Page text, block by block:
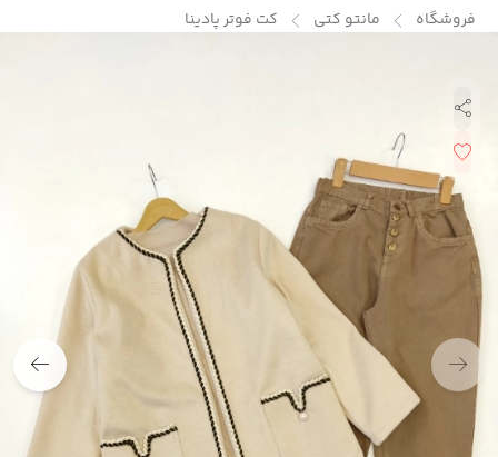
فروشگاه مانتو کتی کت فوتر پادینا